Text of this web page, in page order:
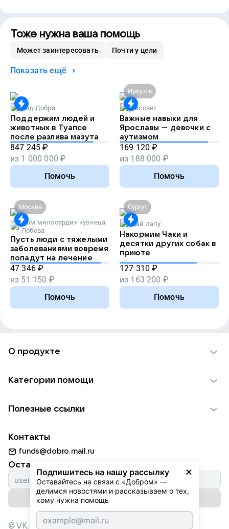
Тоже нужна ваша помощь
Может заинтересовать Почти у цели
Показать ещё
Код Добра
Поддержим людей и
животных в Туапсе
после разлива мазута
847 245 ₽
из 1 000 000 ₽
Помочь
Иркутск
Рассвет
Важные навыки для
Ярославы — девочки с
аутизмом
169 120 ₽
из 188 000 ₽
Помочь
Москва
Дом милосердия кузнеца
Лобова
Пусть люди с тяжелыми
заболеваниями вовремя
попадут на лечение
47 346 ₽
из 51 150 ₽
Помочь
Сургут
Дай лапу
Накормим Чаки и
десятки других собак в
приюте
127 310 ₽
из 163 200 ₽
Помочь
Подпишитесь на нашу рассылку
Оставайтесь на связи с «Добром» —
делимся новостями и рассказываем о тех,
кому нужна помощь
О продукте
Использование материалов
Для НКО
Партнерам
Категории помощи
Пожилым
Животным
Природе
Культуре
Фондам
Полезные ссылки
Добрый день
Истории
Автоплатежи
Контакты
funds@dobro.mail.ru
Оставайтесь с нами
Подписаться на рассылку
© VK, 2026г. Все права защищены.